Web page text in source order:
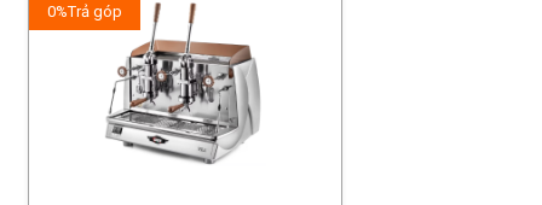
0%Trả góp